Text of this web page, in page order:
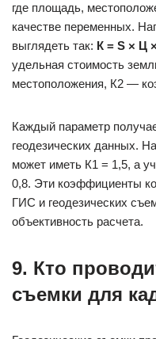
где площадь,
качестве переменных.
выглядеть так: К = S × Ц
удельная стоимость
местоположения, К2 —
Каждый параметр
геодезических данных.
может иметь К1 = 1,5, а
0,8. Эти коэффициенты
ГИС и геодезических
объективность расчета.
9. Кто
съемки для